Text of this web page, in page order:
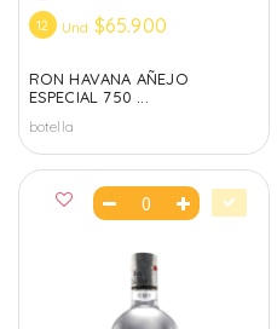
12 Und $65.900
RON HAVANA AÑEJO
ESPECIAL 750 ...
botella